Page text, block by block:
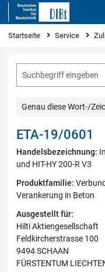
Sie sind hier
Startseite Service
Genau diese Wort-/
ETA-19/0601
Handelsbezeichnung:
und HIT-HY 200-R V3
Produktfamilie:
Verankerung in Beton
Ausgestellt für:
Hilti Aktiengesellschaft
Feldkircherstrasse 100
9494 SCHAAN
FÜRSTENTUM